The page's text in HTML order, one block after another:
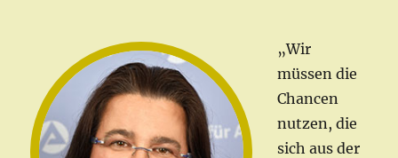
„Wir
müssen die
Chancen
nutzen, die
sich aus der